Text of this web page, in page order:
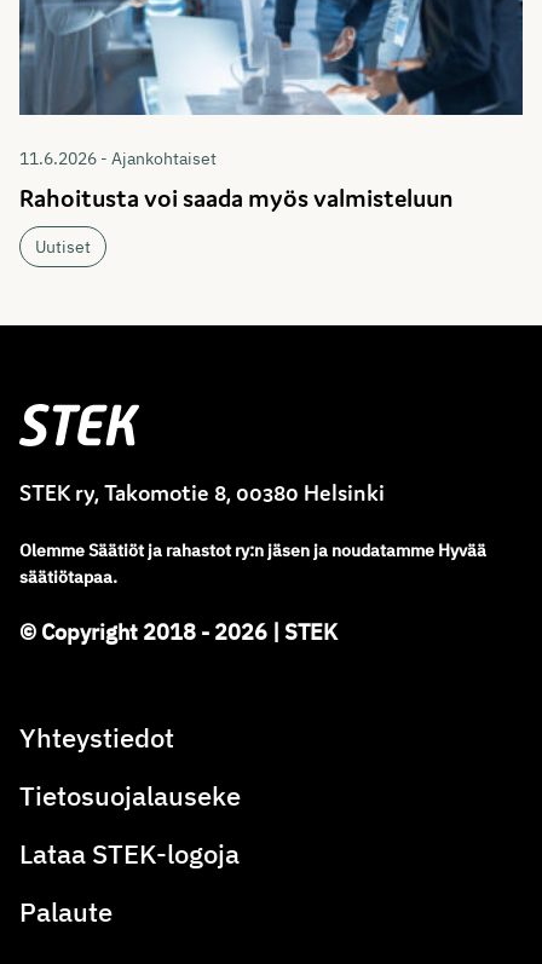
11.6.2026 - Ajankohtaiset
Rahoitusta voi saada myös valmisteluun
Uutiset
Stek
STEK ry, Takomotie 8, 00380 Helsinki
OlemmeSäätiöt ja rahastot ry:n jäsen ja noudatamme Hyvää
säätiötapaa.
© Copyright 2018 - 2026 | STEK
Yhteystiedot
Tietosuojalauseke
Lataa STEK-logoja
Palaute